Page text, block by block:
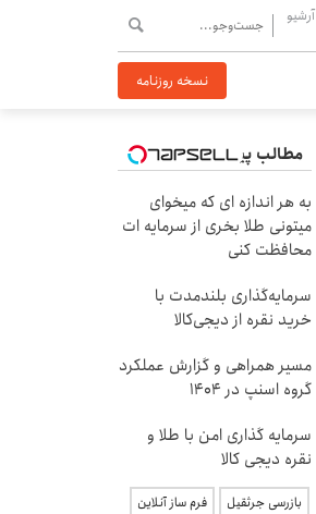
آرشیو
نسخه روزنامه
مطالب پیشنهادی
به هر اندازه ای که میخوای
میتونی طلا بخری از سرمایه ات
محافظت کنی
سرمایه‌گذاری بلندمدت با
خرید نقره از دیجی‌کالا
مسیر همراهی و گزارش عملکرد
گروه اسنپ در ۱۴۰۴
سرمایه گذاری امن با طلا و
نقره دیجی کالا
بازرسی جرثقیل
فرم ساز آنلاین